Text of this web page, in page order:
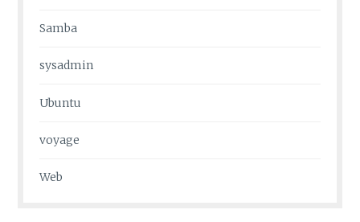
Samba
sysadmin
Ubuntu
voyage
Web